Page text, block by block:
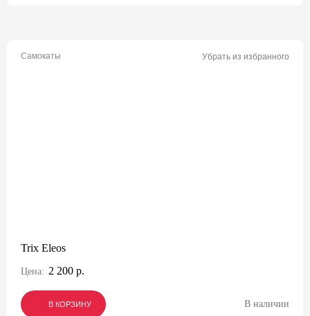
Самокаты Убрать из избранного
Trix Eleos
Цена: 2 200 р.
В КОРЗИНУ
В КОРЗИНУ
В КОРЗИНУ В наличии